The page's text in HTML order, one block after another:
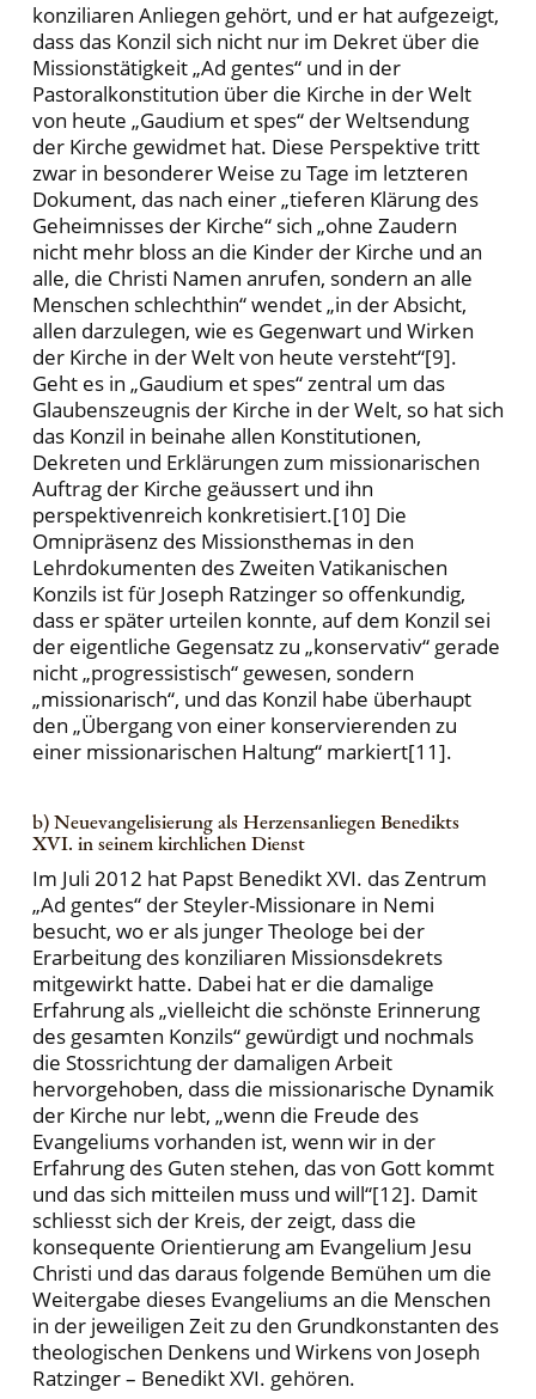
konziliaren Anliegen gehört, und er hat aufgezeigt,
dass das Konzil sich nicht nur im Dekret über die
Missionstätigkeit „Ad gentes“ und in der
Pastoralkonstitution über die Kirche in der Welt
von heute „Gaudium et spes“ der Weltsendung
der Kirche gewidmet hat. Diese Perspektive tritt
zwar in besonderer Weise zu Tage im letzteren
Dokument, das nach einer „tieferen Klärung des
Geheimnisses der Kirche“ sich „ohne Zaudern
nicht mehr bloss an die Kinder der Kirche und an
alle, die Christi Namen anrufen, sondern an alle
Menschen schlechthin“ wendet „in der Absicht,
allen darzulegen, wie es Gegenwart und Wirken
der Kirche in der Welt von heute versteht“[9].
Geht es in „Gaudium et spes“ zentral um das
Glaubenszeugnis der Kirche in der Welt, so hat sich
das Konzil in beinahe allen Konstitutionen,
Dekreten und Erklärungen zum missionarischen
Auftrag der Kirche geäussert und ihn
perspektivenreich konkretisiert.[10] Die
Omnipräsenz des Missionsthemas in den
Lehrdokumenten des Zweiten Vatikanischen
Konzils ist für Joseph Ratzinger so offenkundig,
dass er später urteilen konnte, auf dem Konzil sei
der eigentliche Gegensatz zu „konservativ“ gerade
nicht „progressistisch“ gewesen, sondern
„missionarisch“, und das Konzil habe überhaupt
den „Übergang von einer konservierenden zu
einer missionarischen Haltung“ markiert[11].
b) Neuevangelisierung als Herzensanliegen Benedikts
XVI. in seinem kirchlichen Dienst
Im Juli 2012 hat Papst Benedikt XVI. das Zentrum
„Ad gentes“ der Steyler-Missionare in Nemi
besucht, wo er als junger Theologe bei der
Erarbeitung des konziliaren Missionsdekrets
mitgewirkt hatte. Dabei hat er die damalige
Erfahrung als „vielleicht die schönste Erinnerung
des gesamten Konzils“ gewürdigt und nochmals
die Stossrichtung der damaligen Arbeit
hervorgehoben, dass die missionarische Dynamik
der Kirche nur lebt, „wenn die Freude des
Evangeliums vorhanden ist, wenn wir in der
Erfahrung des Guten stehen, das von Gott kommt
und das sich mitteilen muss und will“[12]. Damit
schliesst sich der Kreis, der zeigt, dass die
konsequente Orientierung am Evangelium Jesu
Christi und das daraus folgende Bemühen um die
Weitergabe dieses Evangeliums an die Menschen
in der jeweiligen Zeit zu den Grundkonstanten des
theologischen Denkens und Wirkens von Joseph
Ratzinger – Benedikt XVI. gehören.